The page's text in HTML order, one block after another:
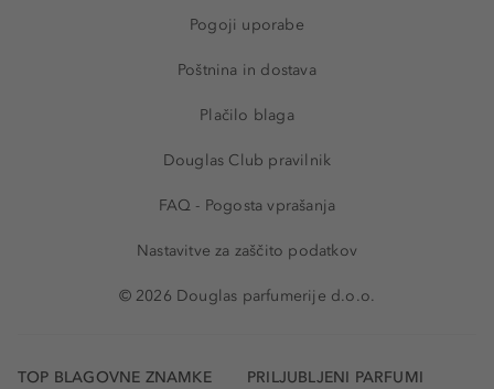
Pogoji uporabe
Poštnina in dostava
Plačilo blaga
Douglas Club pravilnik
FAQ - Pogosta vprašanja
Nastavitve za zaščito podatkov
© 2026 Douglas parfumerije d.o.o.
TOP BLAGOVNE ZNAMKE PRILJUBLJENI PARFUMI